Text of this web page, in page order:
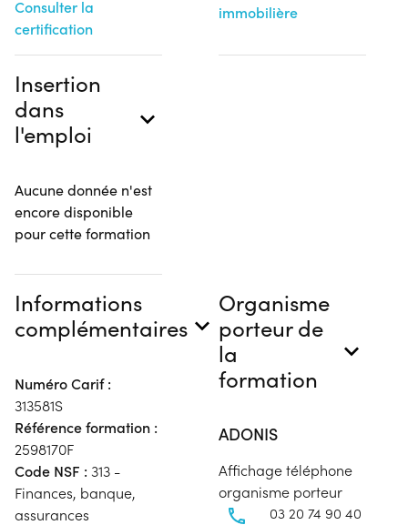
Consulter la
certification
immobilière
Insertion
dans
l'emploi
Aucune donnée n'est
encore disponible
pour cette formation
Informations
complémentaires
Numéro Carif :
313581S
Référence formation :
2598170F
Code NSF : 313 -
Finances, banque,
assurances
Organisme
porteur de
la
formation
ADONIS
Affichage téléphone
organisme porteur
03 20 74 90 40